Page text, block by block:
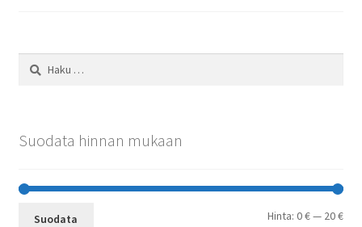
Haku:
Suodata hinnan mukaan
Suodata Hinta:0 €— 20 €